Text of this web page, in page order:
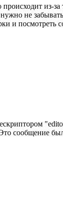
из-
не
и посмотреть
сообщение